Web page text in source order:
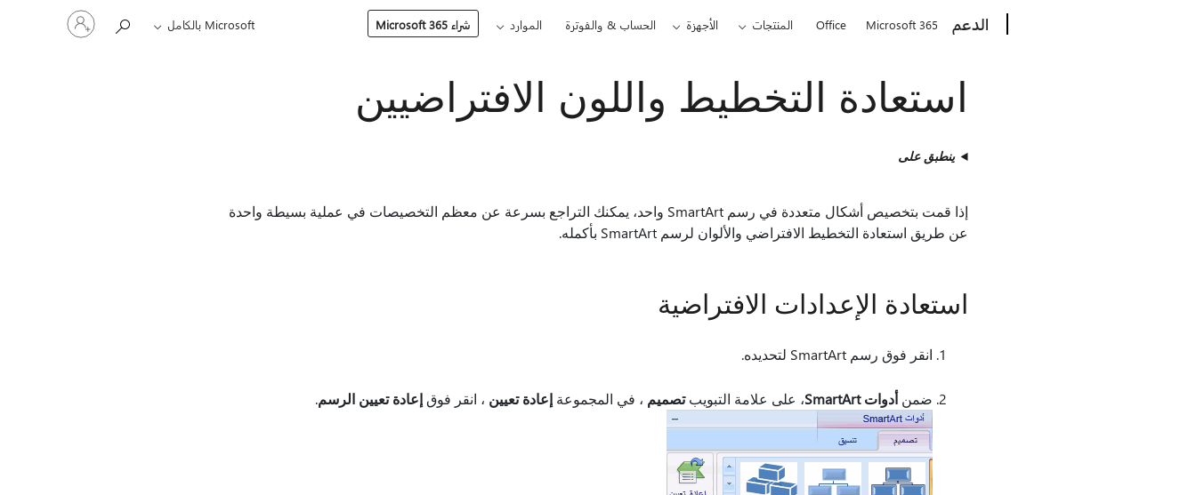
الدعم Microsoft 365
Office المنتجات الأجهزة الحساب & والفوترة الموارد شراء Microsoft 365 Microsoft بالكامل
تسجيل
الدخول
إلى
استعادة التخطيط واللون الافتراضيين
ينطبق على
إذا قمت بتخصيص أشكال متعددة في رسم SmartArt واحد، يمكنك التراجع بسرعة عن معظم التخصيصات في عملية بسيطة واحدة
عن طريق استعادة التخطيط الافتراضي والألوان لرسم SmartArt بأكمله.
استعادة الإعدادات الافتراضية
انقر فوق رسم SmartArt لتحديده.
ضمنأدوات SmartArt ، على علامة التبويبتصميم ، في المجموعةإعادة تعيين ، انقر فوقإعادة تعيين الرسم.